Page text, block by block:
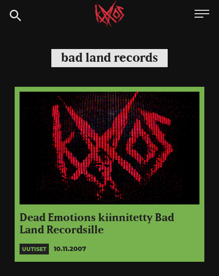
Siirry
suoraan
Kaaoszine
bad land records
Dead Emotions kiinnitetty Bad
Land Recordsille
UUTISET 10.11.2007